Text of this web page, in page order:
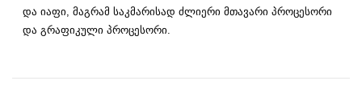
და იაფი, მაგრამ საკმარისად ძლიერი მთავარი პროცესორი
და გრაფიკული პროცესორი.